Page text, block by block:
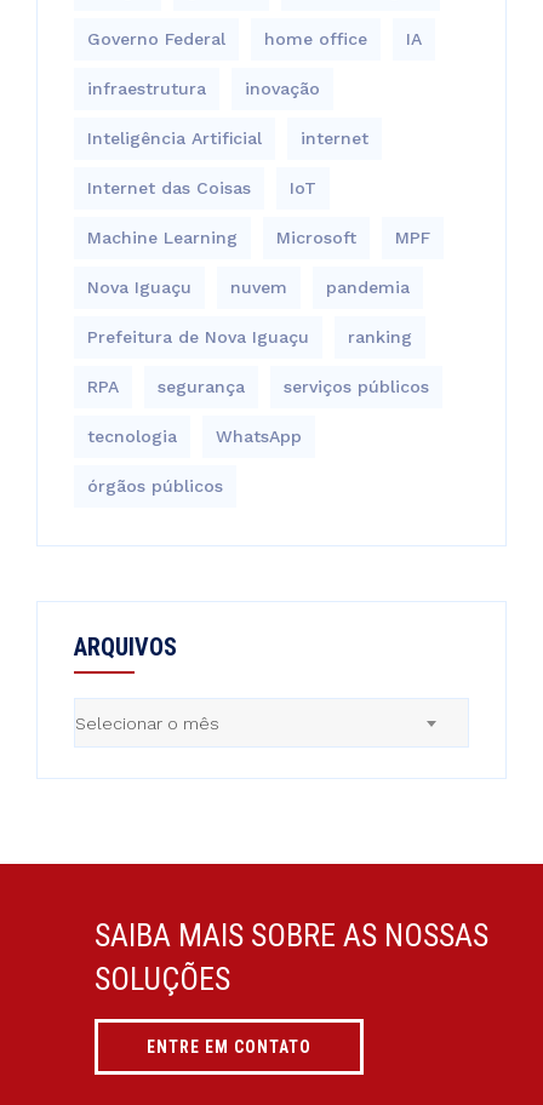
Governo Federal home office IA
infraestrutura inovação
Inteligência Artificial internet
Internet das Coisas IoT
Machine Learning Microsoft MPF
Nova Iguaçu nuvem pandemia
Prefeitura de Nova Iguaçu ranking
RPA segurança serviços públicos
tecnologia WhatsApp
órgãos públicos
ARQUIVOS
Selecionar o mês
SAIBA MAIS SOBRE AS NOSSAS
SOLUÇÕES
ENTRE EM CONTATO